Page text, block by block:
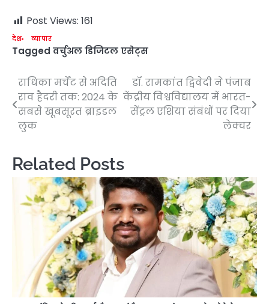
Post Views: 161
देश व्यापार
Tagged वर्चुअल डिजिटल एसेट्स
Post
navigation
राधिका मर्चेंट से अदिति
राव हैदरी तक: 2024 के
सबसे खूबसूरत ब्राइडल
लुक
डॉ. रामकांत द्विवेदी ने पंजाब
केंद्रीय विश्वविद्यालय में भारत-
सेंट्रल एशिया संबंधों पर दिया
लेक्चर
Related Posts